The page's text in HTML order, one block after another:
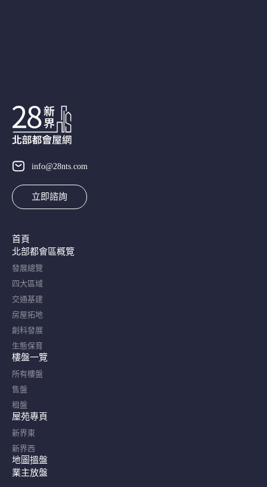
info@28nts.com
立即諮詢
首頁
北部都會區概覽​
發展總覽
四大區域
交通基建
房屋拓地
創科發展
生態保育
樓盤一覽
所有樓盤
售盤
租盤
屋苑專頁
新界東
新界西
地圖搵盤
業主放盤